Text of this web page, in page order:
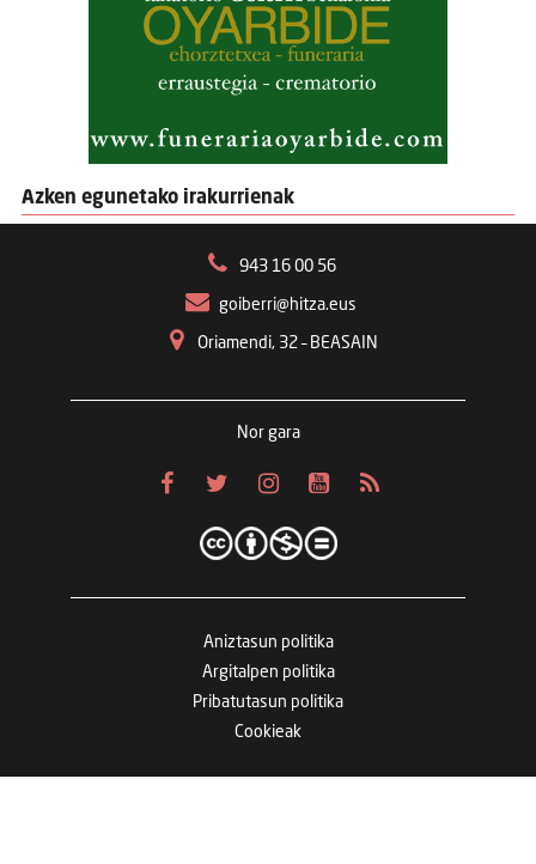
Azken egunetako irakurrienak
943 16 00 56
goiberri@hitza.eus
Oriamendi, 32 – BEASAIN
Nor gara
Aniztasun politika
Argitalpen politika
Pribatutasun politika
Cookieak